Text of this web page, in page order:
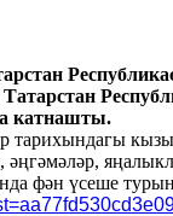
катнашты.
тарихындагы
фән үсеше